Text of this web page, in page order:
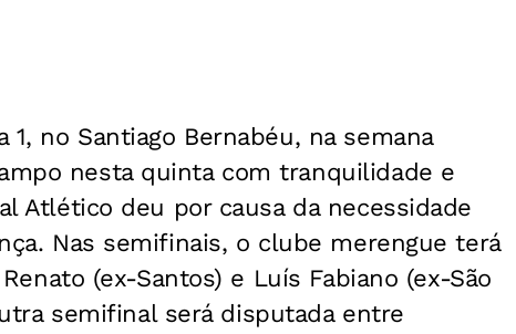
no Santiago Bernabéu, na semana
nesta quinta com tranquilidade e
Atlético deu por causa da necessidade
Nas semifinais, o clube merengue terá
(ex-Santos) e Luís Fabiano (ex-São
semifinal será disputada entre